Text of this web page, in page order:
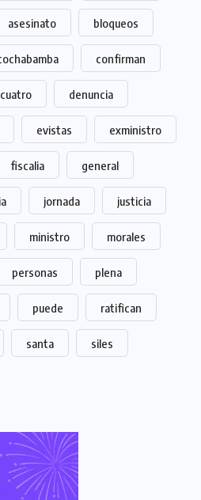
asesinato bloqueos
confirman
cuatro denuncia
evistas exministro
fiscalia general
jornada justicia
ministro morales
personas plena
puede ratifican
santa siles